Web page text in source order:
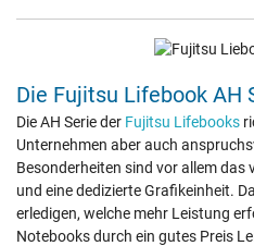
Die Fujitsu Lifebook AH
Die AH Serie der Fujitsu Lifebooks
Unternehmen aber auch
Besonderheiten sind vor allem das
und eine dedizierte Grafikeinheit.
erledigen, welche mehr Leistung
Notebooks durch ein gutes Preis